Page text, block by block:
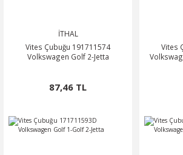
İTHAL
Vites Çubuğu 191711574
Volkswagen Golf 2-Jetta
87,46 TL
Vites